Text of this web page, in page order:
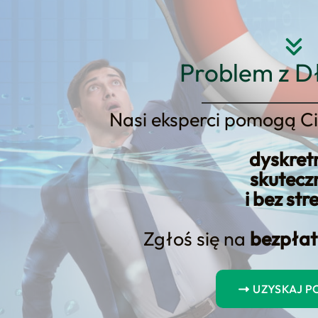
Problem z
Nasi eksperci pomogą
i bez
Zgłoś się na
UZYSKAJ
Strona główna O nas
online w Alior Banku –